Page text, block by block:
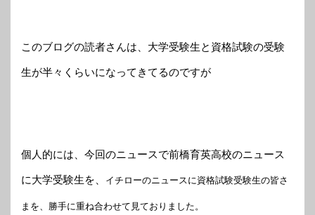
このブログの読者さんは、大学受験生と資格試験の受験
生が半々くらいになってきてるのですが
個人的には、今回のニュースで前橋育英高校のニュース
に大学受験生を、 イチローのニュースに資格試験受験生の皆さ
まを、勝手に重ね合わせて見ておりました。